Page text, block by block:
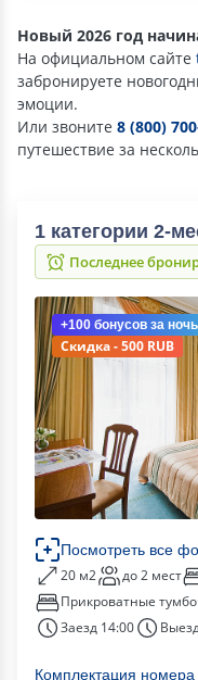
Новый 2026 год
На официальном сайте
забронируете
эмоции.
Или звоните 8 (800)
путешествие за
1 категории 2-
Последнее
+100 бонусов за ночь
Скидка - 500 RUB
Посмотреть все
20 м2 до 2 мест
Прикроватные
Заезд 14:00
Комплектация номера